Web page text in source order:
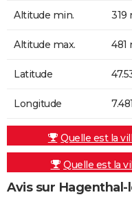
Altitude min. 319
Altitude max. 481
Latitude
Longitude
Quelle est la
Quelle est la
Avis sur Hagenthal-